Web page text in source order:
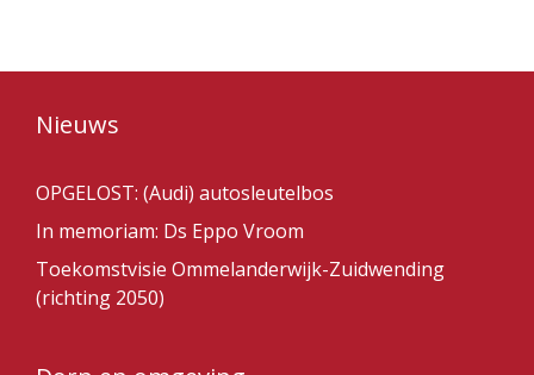
Nieuws
OPGELOST: (Audi) autosleutelbos
In memoriam: Ds Eppo Vroom
Toekomstvisie Ommelanderwijk-Zuidwending
(richting 2050)